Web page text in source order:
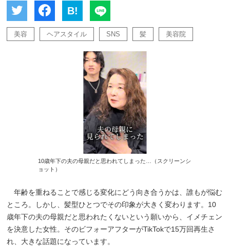
B!
美容 ヘアスタイル SNS 髪 美容院
10歳年下の夫の母親だと思われてしまった…（スクリーンシ
ョット）
年齢を重ねることで感じる変化にどう向き合うかは、誰もが悩む
ところ。しかし、髪型ひとつでその印象が大きく変わります。10
歳年下の夫の母親だと思われたくないという願いから、イメチェン
を決意した女性。そのビフォーアフターがTikTokで15万回再生さ
れ、大きな話題になっています。